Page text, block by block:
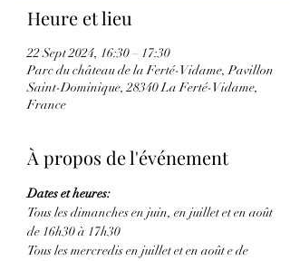
Heure et lieu
22 Sept 2024, 16:30 – 17:30
Parc du château de la Ferté-Vidame, Pavillon
Saint-Dominique, 28340 La Ferté-Vidame,
France
À propos de l'événement
Dates et heures:
Tous les dimanches en juin, en juillet et en août
de 16h30 à 17h30
Tous les mercredis en juillet et en août e de